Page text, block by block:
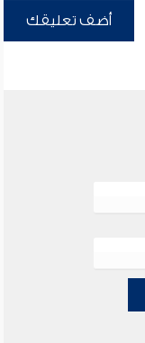
أضف تعليقك